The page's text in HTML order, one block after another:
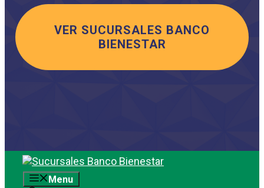
VER SUCURSALES BANCO
BIENESTAR
Saltar
contenidoMenu